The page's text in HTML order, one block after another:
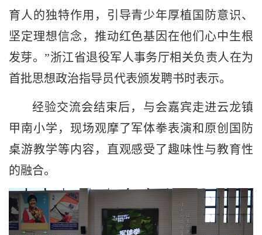
育人的独特作用，引导青少年厚植国防意识、
坚定理想信念，推动红色基因在他们心中生根
发芽。”浙江省退役军人事务厅相关负责人在为
首批思想政治指导员代表颁发聘书时表示。
经验交流会结束后，与会嘉宾走进云龙镇
甲南小学，现场观摩了军体拳表演和原创国防
桌游教学等内容，直观感受了趣味性与教育性
的融合。